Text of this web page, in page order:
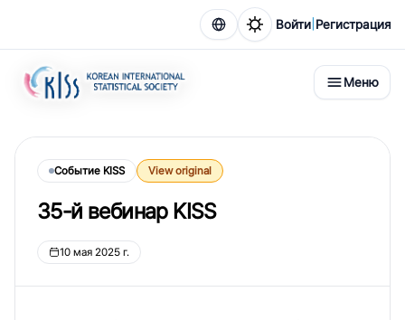
Войти Регистрация
Меню
Событие KISS View original
35-й вебинар KISS
10 мая 2025 г.